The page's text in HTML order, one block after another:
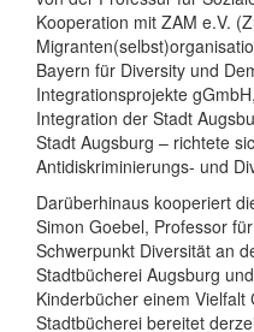
Kooperation mit ZAM e.V.
Bayern für Diversity und
Integrationsprojekte
Integration der Stadt
Stadt Augsburg – richtete
Antidiskriminierungs- und
Darüberhinaus kooperiert
Simon Goebel, Professor
Schwerpunkt Diversität an
Stadtbücherei Augsburg
Kinderbücher einem
Stadtbücherei bereitet